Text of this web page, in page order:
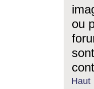
ou
Haut